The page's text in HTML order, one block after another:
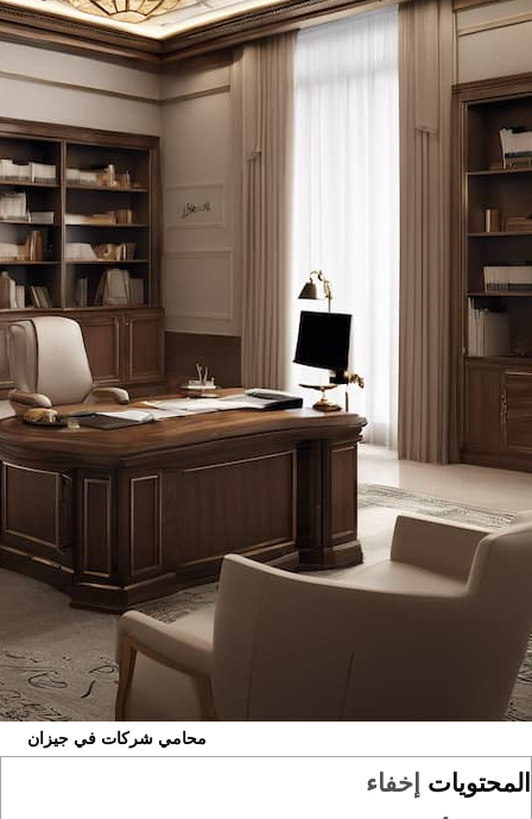
محامي شركات في جيزان
المحتويات إخفاء